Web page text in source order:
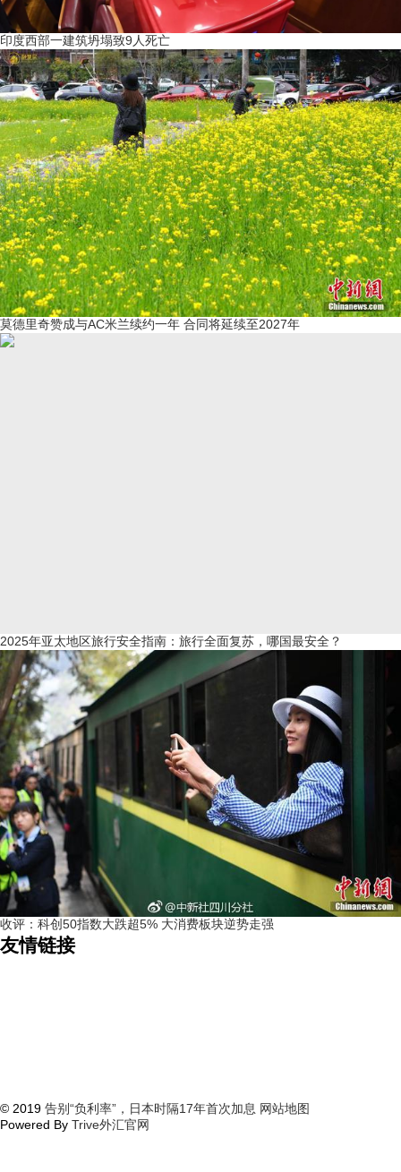
印度西部一建筑坍塌致9人死亡
莫德里奇赞成与AC米兰续约一年 合同将延续至2027年
2025年亚太地区旅行安全指南：旅行全面复苏，哪国最安全？
收评：科创50指数大跌超5% 大消费板块逆势走强
友情链接
© 2019 告别“负利率”，日本时隔17年首次加息 网站地图
Powered By Trive外汇官网